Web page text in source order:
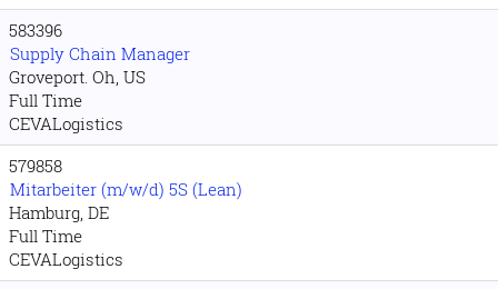
583396
Supply Chain Manager
Groveport. Oh, US
Full Time
CEVALogistics
579858
Mitarbeiter (m/w/d) 5S (Lean)
Hamburg, DE
Full Time
CEVALogistics